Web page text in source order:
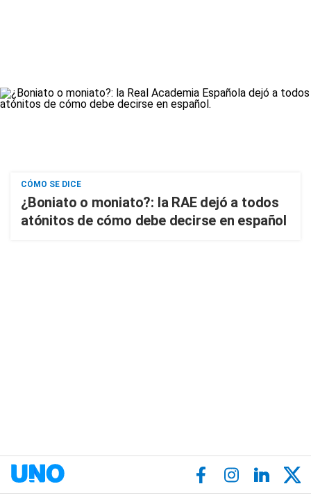
CÓMO SE DICE
¿Boniato o moniato?: la RAE dejó a todos
atónitos de cómo debe decirse en español